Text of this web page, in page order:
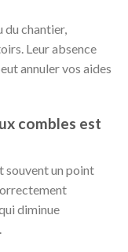
du chantier,
Leur absence
annuler vos aides
combles est
souvent un point
diminue